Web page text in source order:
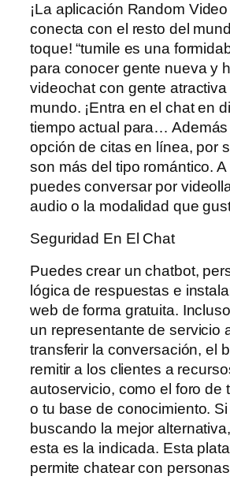
¡La aplicación Random
conecta con el resto del
toque! “tumile es una
para conocer gente nueva y
videochat con gente atractiva
mundo. ¡Entra en el chat en
tiempo actual para… Además
opción de citas en línea, por
son más del tipo romántico.
puedes conversar por
audio o la modalidad que
Seguridad En El Chat
Puedes crear un chatbot,
lógica de respuestas e
web de forma gratuita.
un representante de servicio
transferir la conversación, el
remitir a los clientes a
autoservicio, como el foro de
o tu base de conocimiento.
buscando la mejor
esta es la indicada. Esta
permite chatear con personas